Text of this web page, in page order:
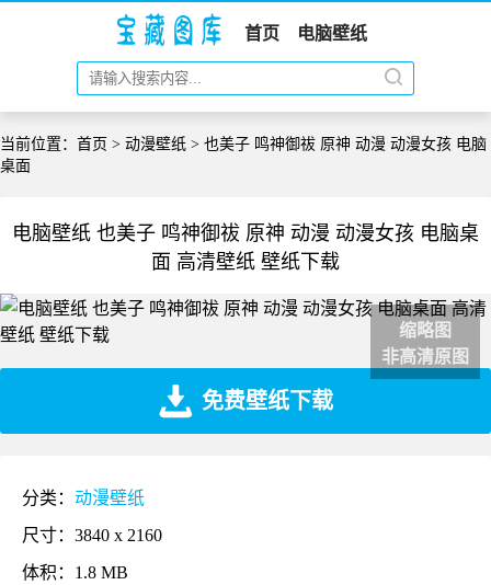
首页 电脑壁纸
当前位置： 首页 > 动漫壁纸 > 也美子 鸣神御祓 原神 动漫 动漫女孩 电脑
桌面
电脑壁纸 也美子 鸣神御祓 原神 动漫 动漫女孩 电脑桌
面 高清壁纸 壁纸下载
缩略图
非高清原图
免费壁纸下载
分类： 动漫壁纸
尺寸：3840 x 2160
体积：1.8 MB